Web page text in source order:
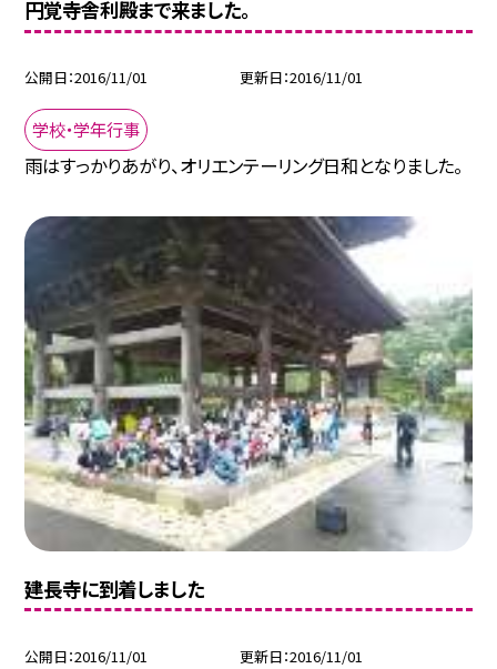
円覚寺舎利殿まで来ました。
公開日 2016/11/01 更新日 2016/11/01
学校・学年行事
雨はすっかりあがり、オリエンテーリング日和となりました。
建長寺に到着しました
公開日 2016/11/01 更新日 2016/11/01